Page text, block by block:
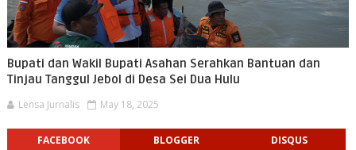
Bupati dan Wakil Bupati Asahan Serahkan Bantuan dan
Tinjau Tanggul Jebol di Desa Sei Dua Hulu
Lensa Jurnalis May 18, 2025
FACEBOOK BLOGGER DISQUS